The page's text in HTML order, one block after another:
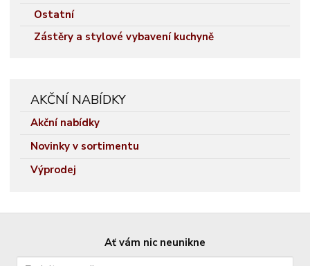
Ostatní
Zástěry a stylové vybavení kuchyně
AKČNÍ NABÍDKY
Akční nabídky
Novinky v sortimentu
Výprodej
Ať vám nic neunikne